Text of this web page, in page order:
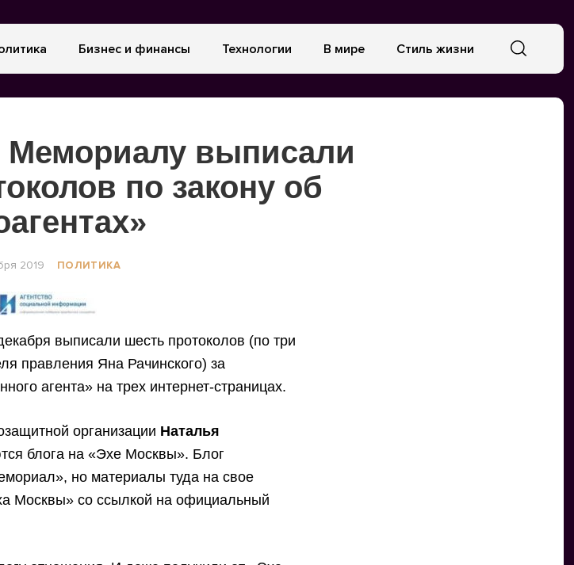
Бизнес и финансы Технологии В мире Стиль жизни
выписали
по закону об
2019 ПОЛИТИКА
выписали шесть протоколов (по три
правления Яна Рачинского) за
агента» на трех интернет-страницах.
организации Наталья
блога на «Эхе Москвы». Блог
но материалы туда на свое
Москвы» со ссылкой на официальный